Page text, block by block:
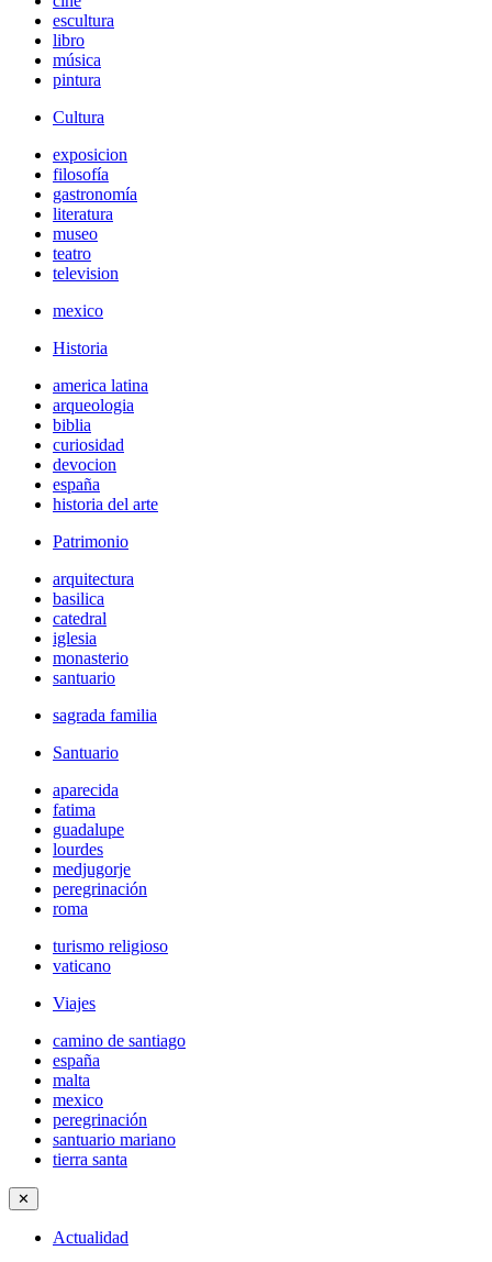
escultura
libro
música
pintura
Cultura
exposicion
filosofía
gastronomía
literatura
museo
teatro
television
mexico
Historia
america latina
arqueologia
biblia
curiosidad
devocion
españa
historia del arte
Patrimonio
arquitectura
basilica
catedral
iglesia
monasterio
santuario
sagrada familia
Santuario
aparecida
fatima
guadalupe
lourdes
medjugorje
peregrinación
roma
turismo religioso
vaticano
Viajes
camino de santiago
españa
malta
mexico
peregrinación
santuario mariano
tierra santa
✕
Actualidad